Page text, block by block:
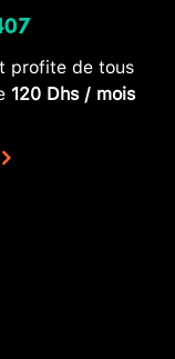
profite de tous
120 Dhs / mois